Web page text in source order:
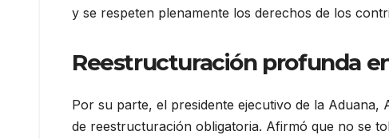
y se respeten plenamente los derechos de los
Reestructuración profunda
Por su parte, el presidente ejecutivo de la
de reestructuración obligatoria. Afirmó que no se